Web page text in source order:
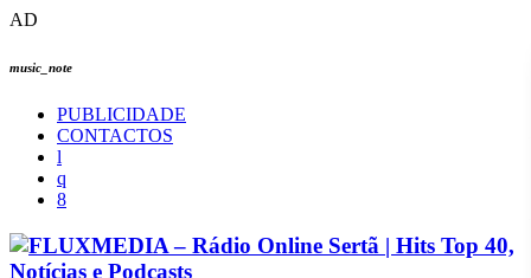
AD
music_note
PUBLICIDADE
CONTACTOS